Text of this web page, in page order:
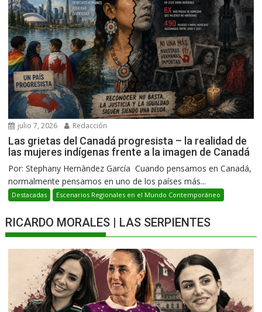
julio 7, 2026 Redacción
Las grietas del Canadá progresista – la realidad de
las mujeres indígenas frente a la imagen de Canadá
Por: Stephany Hernàndez García Cuando pensamos en Canadá,
normalmente pensamos en uno de los países más...
Destacadas Escenarios Regionales en el Mundo Contemporáneo
RICARDO MORALES | LAS SERPIENTES